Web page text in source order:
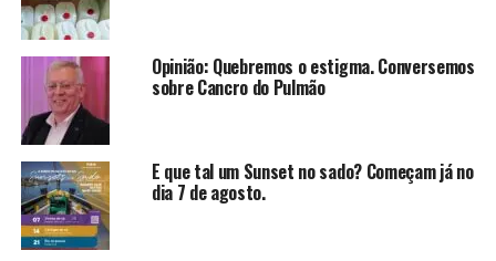
Opinião: Quebremos o estigma. Conversemos
sobre Cancro do Pulmão
E que tal um Sunset no sado? Começam já no
dia 7 de agosto.